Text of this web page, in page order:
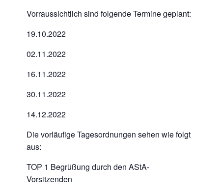
Vorraussichtlich sind folgende Termine geplant:
19.10.2022
02.11.2022
16.11.2022
30.11.2022
14.12.2022
Die vorläufige Tagesordnungen sehen wie folgt
aus:
TOP 1 Begrüßung durch den AStA-
Vorsitzenden